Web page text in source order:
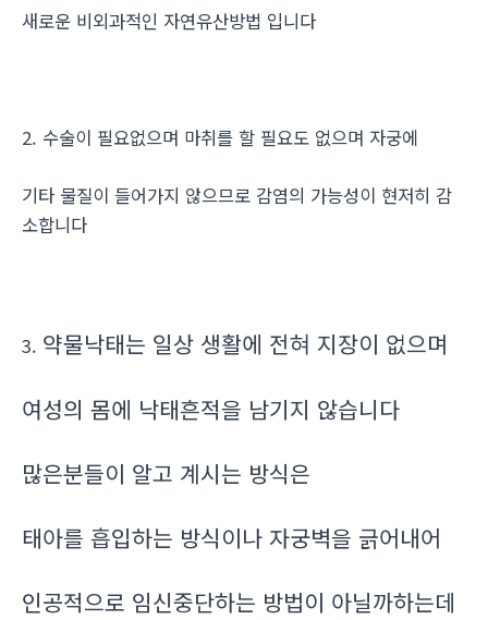
새로운 비외과적인 자연유산방법 입니다
2. 수술이 필요없으며 마취를 할 필요도 없으며 자궁에
기타 물질이 들어가지 않으므로 감염의 가능성이 현저히 감
소합니다
3. 약물낙태는 일상 생활에 전혀 지장이 없으며
여성의 몸에 낙태흔적을 남기지 않습니다
많은분들이 알고 계시는 방식은
태아를 흡입하는 방식이나 자궁벽을 긁어내어
인공적으로 임신중단하는 방법이 아닐까하는데